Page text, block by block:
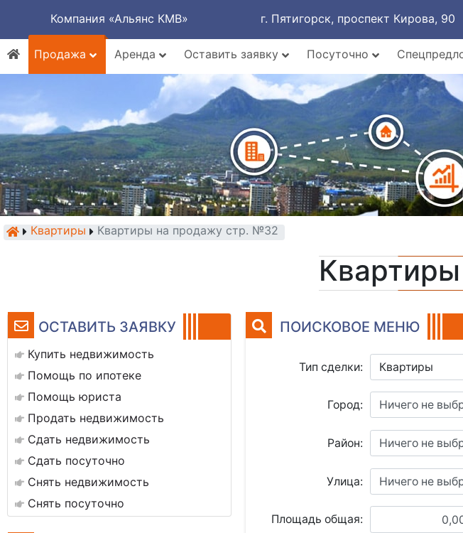
Компания «Альянс КМВ» г. Пятигорск, проспект Кирова, 90
Продажа
Аренда Оставить заявку Посуточно
Квартиры Квартиры на продажу стр. №32
ОСТАВИТЬ ЗАЯВКУ
Купить недвижимость
Помощь по ипотеке
Помощь юриста
Продать недвижимость
Сдать недвижимость
Сдать посуточно
Снять недвижимость
Снять посуточно
ПОИСКОВОЕ МЕНЮ
Тип сделки: Квартиры
Город: Ничего не
Район: Ничего не
Улица: Ничего не
Площадь общая: